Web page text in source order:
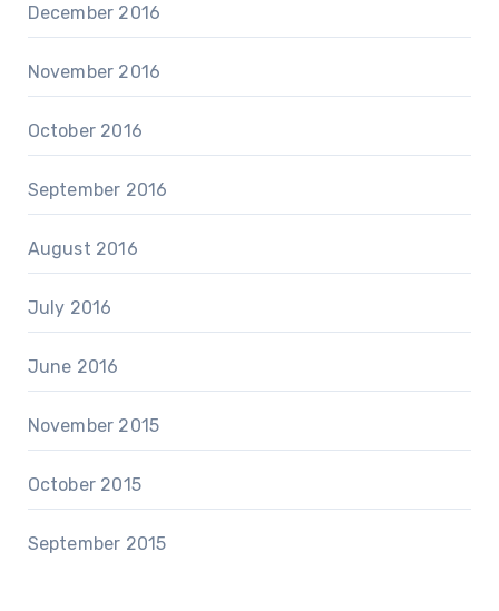
December 2016
November 2016
October 2016
September 2016
August 2016
July 2016
June 2016
November 2015
October 2015
September 2015